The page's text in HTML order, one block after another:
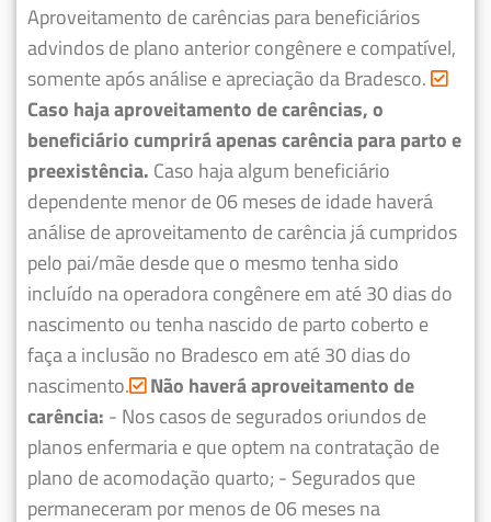
Aproveitamento de carências para beneficiários
advindos de plano anterior congênere e compatível,
somente após análise e apreciação da Bradesco.
Caso haja aproveitamento de carências, o
beneficiário cumprirá apenas carência para parto e
preexistência. Caso haja algum beneficiário
dependente menor de 06 meses de idade haverá
análise de aproveitamento de carência já cumpridos
pelo pai/mãe desde que o mesmo tenha sido
incluído na operadora congênere em até 30 dias do
nascimento ou tenha nascido de parto coberto e
faça a inclusão no Bradesco em até 30 dias do
nascimento. Não haverá aproveitamento de
carência: - Nos casos de segurados oriundos de
planos enfermaria e que optem na contratação de
plano de acomodação quarto; - Segurados que
permaneceram por menos de 06 meses na